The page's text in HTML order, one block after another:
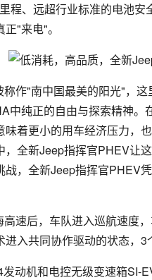
程、远超行业标准的电池
"来电"。
作"南中国最美的阳光"，
中纯正的自由与探索精神
味着更小的用车经济压力，
，全新Jeep指挥官PHEV让
战，全新Jeep指挥官PHEV
高速后，车队进入巡航速度
进入共同协作驱动的状态，
发动机和电控无级变速箱SI-